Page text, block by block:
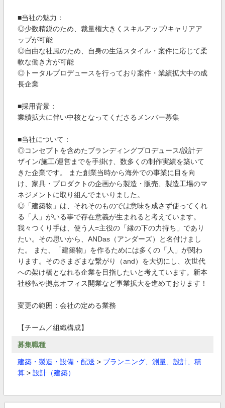
■当社の魅力：
◎少数精鋭のため、裁量権大きくスキルアップ/キャリアア
ップが可能
◎自由な社風のため、自身の生活スタイル・案件に応じて柔
軟な働き方が可能
◎トータルプロデュースを行っており案件・業績拡大中の成
長企業
■採用背景：
業績拡大に伴い中核となってくださるメンバー募集
■当社について：
◎コンセプトを含めたブランディングプロデュース/設計デ
ザイン/施工/運営までを手掛け、数多くの制作実績を築いて
きた企業です。 また創業当時から海外での事業に目を向
け、家具・プロダクトの企画から製造・販売、製造工場のマ
ネジメントに取り組んでまいりました。
◎「建築物」は、それそのものでは意味を成さず使ってくれ
る「人」がいる事で存在意義が生まれると考えています。
我々つくり手は、使う人=主役の「縁の下の力持ち」であり
たい。その思いから、ANDas（アンダーズ）と名付けまし
た。 また、「建築物」を作るためには多くの「人」が関わ
ります。そのさまざまな繋がり（and）を大切にし、次世代
への架け橋となれる企業を目指したいと考えています。新本
社移転や拠点オフィス開業など事業拡大を進めております！
変更の範囲：会社の定める業務
【チーム／組織構成】
募集職種
建築・製造・設備・配送 > プランニング、測量、設計、積
算 > 設計（建築）